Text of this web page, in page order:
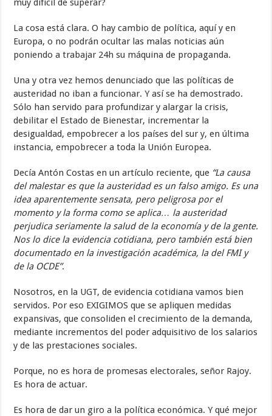
muy difícil de superar?
La cosa está clara. O hay cambio de política, aquí y en
Europa, o no podrán ocultar las malas noticias aún
poniendo a trabajar 24h su máquina de propaganda.
Una y otra vez hemos denunciado que las políticas de
austeridad no iban a funcionar. Y así se ha demostrado.
Sólo han servido para profundizar y alargar la crisis,
debilitar el Estado de Bienestar, incrementar la
desigualdad, empobrecer a los países del sur y, en última
instancia, empobrecer a toda la Unión Europea.
Decía Antón Costas en un artículo reciente, que “La causa
del malestar es que la austeridad es un falso amigo. Es una
idea aparentemente sensata, pero peligrosa por el
momento y la forma como se aplica… la austeridad
perjudica seriamente la salud de la economía y de la gente.
Nos lo dice la evidencia cotidiana, pero también está bien
documentado en la investigación académica, la del FMI y
de la OCDE”.
Nosotros, en la UGT, de evidencia cotidiana vamos bien
servidos. Por eso EXIGIMOS que se apliquen medidas
expansivas, que consoliden el crecimiento de la demanda,
mediante incrementos del poder adquisitivo de los salarios
y de las prestaciones sociales.
Porque, no es hora de promesas electorales, señor Rajoy.
Es hora de actuar.
Es hora de dar un giro a la política económica. Y qué mejor